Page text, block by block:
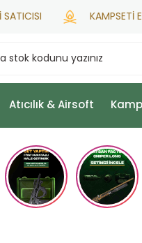
KAMPSETİ
Atıcılık & Airsoft